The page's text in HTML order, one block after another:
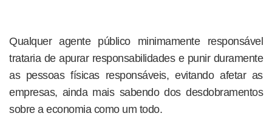
Qualquer agente público minimamente responsável
trataria de apurar responsabilidades e punir duramente
as pessoas físicas responsáveis, evitando afetar as
empresas, ainda mais sabendo dos desdobramentos
sobre a economia como um todo.